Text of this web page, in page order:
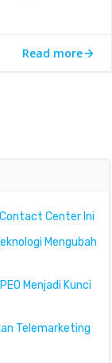
Read more
Center Ini
Mengubah
Menjadi Kunci
Telemarketing